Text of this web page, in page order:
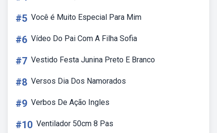
#5 Você é Muito Especial Para Mim
#6 Vídeo Do Pai Com A Filha Sofia
#7 Vestido Festa Junina Preto E Branco
#8 Versos Dia Dos Namorados
#9 Verbos De Ação Ingles
#10 Ventilador 50cm 8 Pas